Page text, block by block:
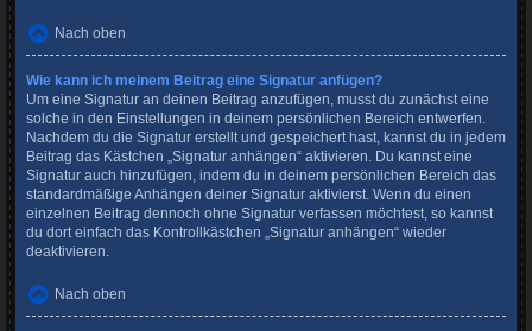
Nach oben
Wie kann ich meinem Beitrag eine Signatur anfügen?
Um eine Signatur an deinen Beitrag anzufügen, musst du zunächst eine
solche in den Einstellungen in deinem persönlichen Bereich entwerfen.
Nachdem du die Signatur erstellt und gespeichert hast, kannst du in jedem
Beitrag das Kästchen „Signatur anhängen“ aktivieren. Du kannst eine
Signatur auch hinzufügen, indem du in deinem persönlichen Bereich das
standardmäßige Anhängen deiner Signatur aktivierst. Wenn du einen
einzelnen Beitrag dennoch ohne Signatur verfassen möchtest, so kannst
du dort einfach das Kontrollkästchen „Signatur anhängen“ wieder
deaktivieren.
Nach oben